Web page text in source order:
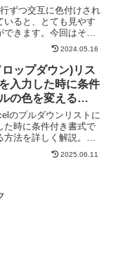
ずつ交互に色付けされ
いると、とても見やす
きます。今回はその
たします。テーブル機
ブルの設定の仕方テー
中のどこでもいいので
「挿...
2024.05.16
ップダウン)リス
入力した時に条件
の色を変える
)
のプルダウンリストに
た時に条件付き書式で
法を詳しく解説。
集計時にエラーが出て
？実はMATCH関数と
2025.06.11